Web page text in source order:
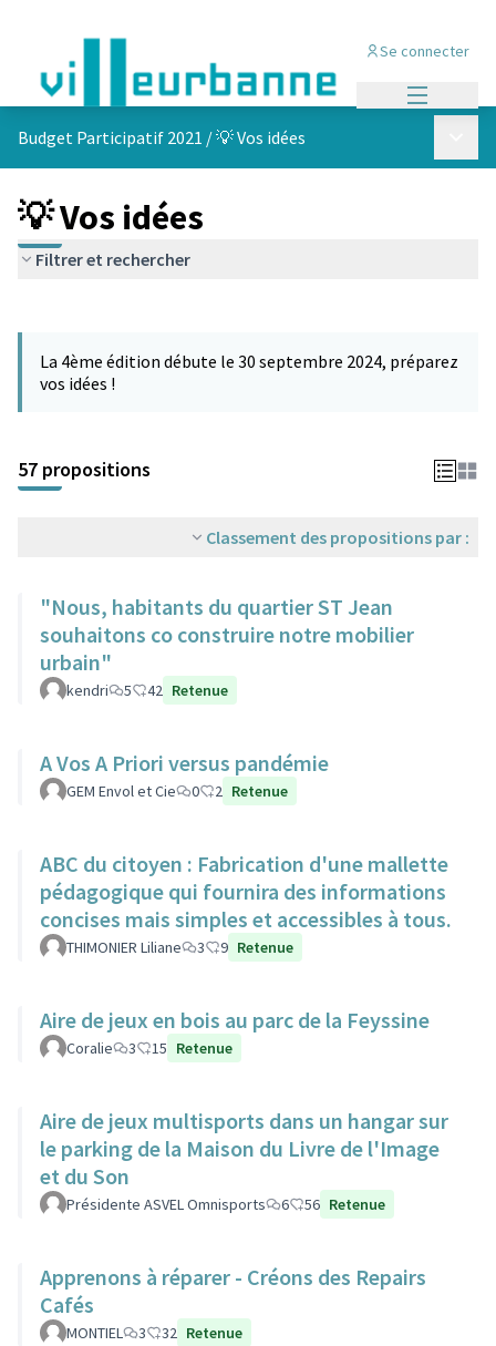
Se connecter
Budget Participatif 2021 /💡 Vos idées
💡 Vos idées
Filtrer et rechercher
La 4ème édition débute le 30 septembre 2024, préparez
vos idées !
57 propositions
Classement des propositions par :
"Nous, habitants du quartier ST Jean
souhaitons co construire notre mobilier
urbain"
kendri 5 42 Retenue
A Vos A Priori versus pandémie
GEM Envol et Cie 0 2 Retenue
ABC du citoyen : Fabrication d'une mallette
pédagogique qui fournira des informations
concises mais simples et accessibles à tous.
THIMONIER Liliane 3 9 Retenue
Aire de jeux en bois au parc de la Feyssine
Coralie 3 15 Retenue
Aire de jeux multisports dans un hangar sur
le parking de la Maison du Livre de l'Image
et du Son
Présidente ASVEL Omnisports 6 56 Retenue
Apprenons à réparer - Créons des Repairs
Cafés
MONTIEL 3 32 Retenue